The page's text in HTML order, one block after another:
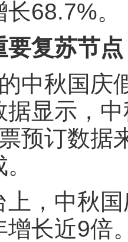
68.7%。
要复苏节点
中秋国庆
据显示，
预订数据
上，中秋
增长近9倍